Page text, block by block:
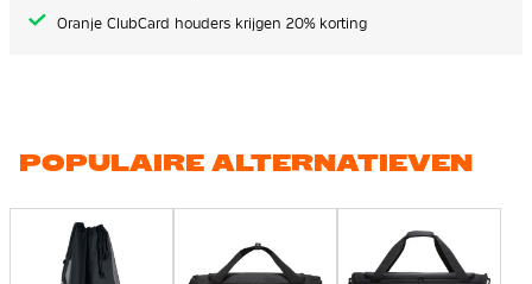
Oranje ClubCard houders krijgen 20% korting
POPULAIRE ALTERNATIEVEN